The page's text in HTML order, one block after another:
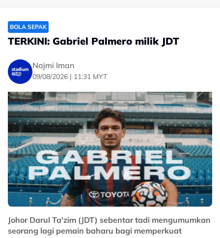
BOLA SEPAK
TERKINI: Gabriel Palmero milik JDT
Najmi Iman
09/08/2026 | 11:31 MYT
Johor Darul Ta'zim (JDT) sebentar tadi mengumumkan
seorang lagi pemain baharu bagi memperkuat